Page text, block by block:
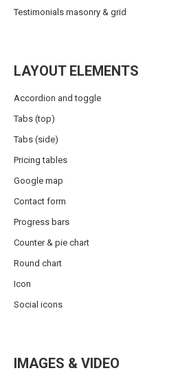
Testimonials masonry & grid
LAYOUT ELEMENTS
Accordion and toggle
Tabs (top)
Tabs (side)
Pricing tables
Google map
Contact form
Progress bars
Counter & pie chart
Round chart
Icon
Social icons
IMAGES & VIDEO